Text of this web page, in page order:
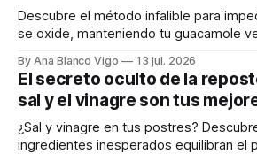
Descubre el método infalible para
se oxide, manteniendo tu guacamole
By Ana Blanco Vigo 13 jul. 2026
El secreto oculto de la
sal y el vinagre son tus
¿Sal y vinagre en tus postres?
ingredientes inesperados equilibran el